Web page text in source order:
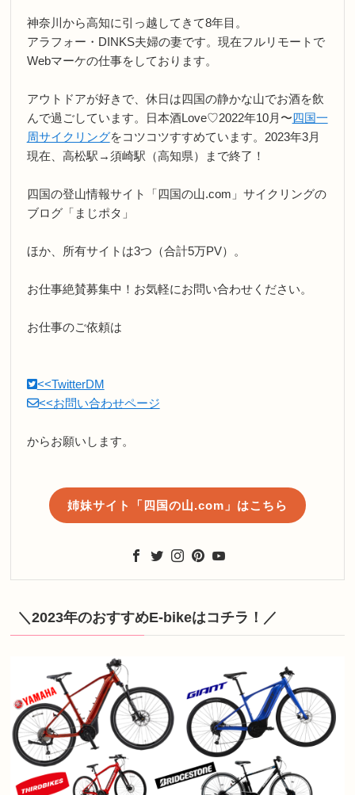
神奈川から高知に引っ越してきて8年目。
アラフォー・DINKS夫婦の妻です。現在フルリモートで
Webマーケの仕事をしております。
アウトドアが好きで、休日は四国の静かな山でお酒を飲
んで過ごしています。日本酒Love♡2022年10月〜四国一
周サイクリングをコツコツすすめています。2023年3月
現在、高松駅→須崎駅（高知県）まで終了！
四国の登山情報サイト「四国の山.com」サイクリングの
ブログ「まじポタ」
ほか、所有サイトは3つ（合計5万PV）。
お仕事絶賛募集中！お気軽にお問い合わせください。
お仕事のご依頼は
<<TwitterDM
<<お問い合わせページ
からお願いします。
姉妹サイト「四国の山.com」はこちら
＼2023年のおすすめE-bikeはコチラ！／